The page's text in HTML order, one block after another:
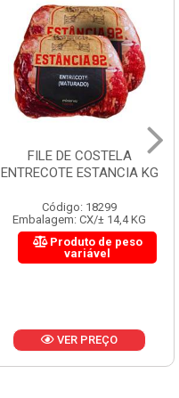
FILE DE COSTELA
ENTRECOTE ESTANCIA KG
Código: 18299
Embalagem: CX/± 14,4 KG
Produto de peso
variável
VER PREÇO